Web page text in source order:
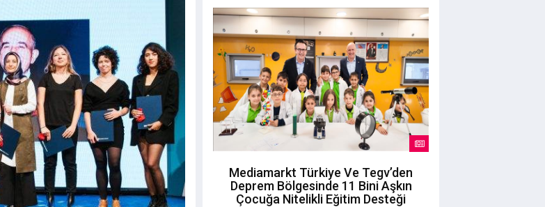
Mediamarkt Türkiye Ve Tegv’den
Deprem Bölgesinde 11 Bini Aşkın
Çocuğa Nitelikli Eğitim Desteği